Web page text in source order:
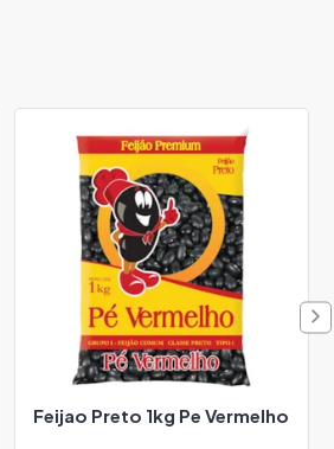
Feijao Preto 1kg Pe Vermelho